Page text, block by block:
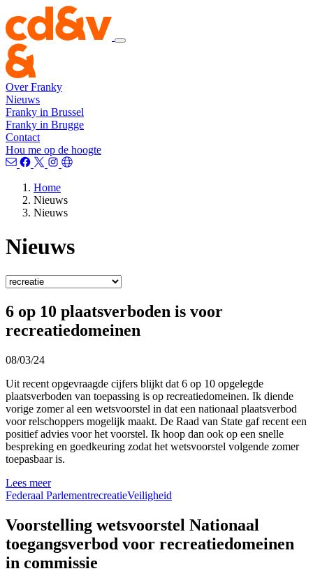
Over Franky
Nieuws
Franky in Brussel
Franky in Brugge
Contact
Hou me op de hoogte
Home
Nieuws
Nieuws
Nieuws
6 op 10 plaatsverboden is voor
recreatiedomeinen
08/03/24
Uit recent opgevraagde cijfers blijkt dat 6 op 10 opgelegde
plaatsverboden van toepassing is op recreatiedomeinen. Ik diende
vorige zomer al een wetsvoorstel in dat een nationaal plaatsverbod
voor relschoppers mogelijk maakt. De Raad van State gaf recent een
positief advies voor het voorstel. Ik hoop dan ook op een snelle
bespreking en goedkeuring zodat het wetsvoorstel volgende zomer
toepasbaar is.
Lees meer
Federaal ParlementrecreatieVeiligheid
Voorstelling wetsvoorstel Nationaal
toegangsverbod voor recreatiedomeinen
in commissie